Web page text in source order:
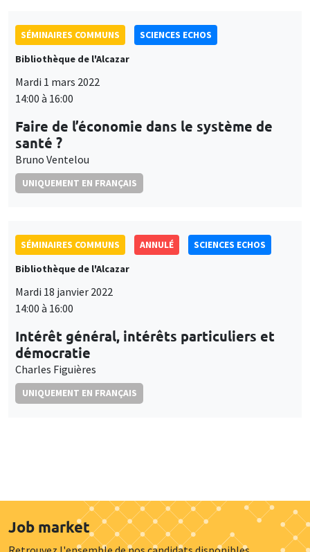
SÉMINAIRES COMMUNS
SCIENCES ECHOS
Bibliothèque de l'Alcazar
Mardi 1 mars 2022
14:00 à 16:00
Faire de l’économie dans le système de
santé ?
Bruno Ventelou
UNIQUEMENT EN FRANÇAIS
SÉMINAIRES COMMUNS ANNULÉ
SCIENCES ECHOS
Bibliothèque de l'Alcazar
Mardi 18 janvier 2022
14:00 à 16:00
Intérêt général, intérêts particuliers et
démocratie
Charles Figuières
UNIQUEMENT EN FRANÇAIS
Job market